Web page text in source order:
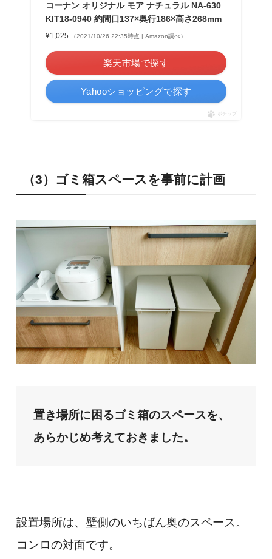
コーナン オリジナル モア ナチュラル NA-630
KIT18-0940 約間口137×奥行186×高さ268mm
¥1,025 （2021/10/26 22:35時点 | Amazon調べ）
楽天市場で探す
Yahooショッピングで探す
ポチップ
（3）ゴミ箱スペースを事前に計画
置き場所に困るゴミ箱のスペースを、
あらかじめ考えておきました。
設置場所は、壁側のいちばん奥のスペース。
コンロの対面です。